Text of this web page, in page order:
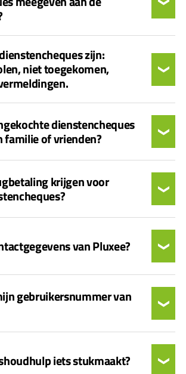
zijn:
niet toegekomen,
dienstencheques
familie of vrienden?
krijgen voor
van Pluxee?
gebruikersnummer van
iets stukmaakt?